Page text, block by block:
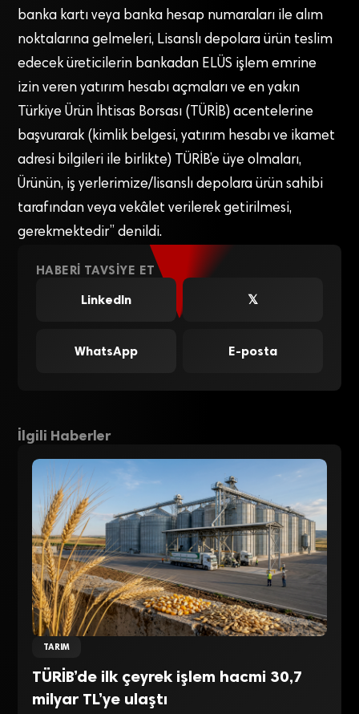
banka kartı veya banka hesap numaraları ile alım
noktalarına gelmeleri, Lisanslı depolara ürün teslim
edecek üreticilerin bankadan ELÜS işlem emrine
izin veren yatırım hesabı açmaları ve en yakın
Türkiye Ürün İhtisas Borsası (TÜRİB) acentelerine
başvurarak (kimlik belgesi, yatırım hesabı ve ikamet
adresi bilgileri ile birlikte) TÜRİB’e üye olmaları,
Ürünün, iş yerlerimize/lisanslı depolara ürün sahibi
tarafından veya vekâlet verilerek getirilmesi,
gerekmektedir” denildi.
HABERI TAVSIYE ET
LinkedIn
𝕏
WhatsApp E-posta
İlgili Haberler
TARIM
TÜRİB’de ilk çeyrek işlem hacmi 30,7
milyar TL’ye ulaştı